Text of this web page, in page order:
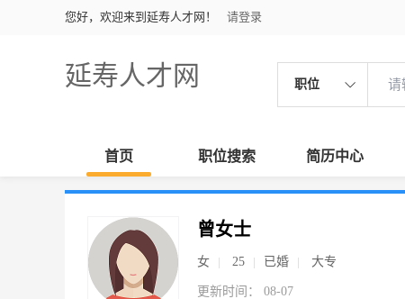
您好，欢迎来到延寿人才网！ 请登录
延寿人才网 职位
首页 职位搜索 简历中心
曾女士
女 25 已婚 大专
更新时间： 08-07